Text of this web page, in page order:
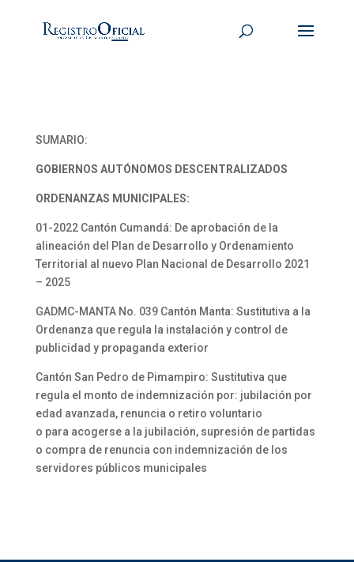
SUMARIO:
GOBIERNOS AUTÓNOMOS DESCENTRALIZADOS
ORDENANZAS MUNICIPALES:
01-2022 Cantón Cumandá: De aprobación de la
alineación del Plan de Desarrollo y Ordenamiento
Territorial al nuevo Plan Nacional de Desarrollo 2021
– 2025
GADMC-MANTA No. 039 Cantón Manta: Sustitutiva a la
Ordenanza que regula la instalación y control de
publicidad y propaganda exterior
Cantón San Pedro de Pimampiro: Sustitutiva que
regula el monto de indemnización por: jubilación por
edad avanzada, renuncia o retiro voluntario
o para acogerse a la jubilación, supresión de partidas
o compra de renuncia con indemnización de los
servidores públicos municipales